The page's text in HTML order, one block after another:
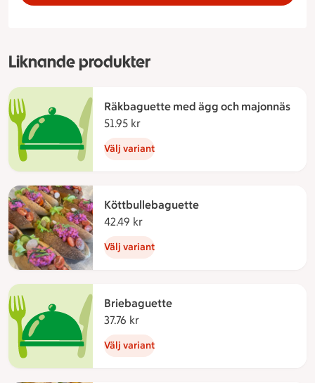
Liknande produkter
Räkbaguette med ägg och majonnäs
51.95 kr
Välj variant
Köttbullebaguette
42.49 kr
Välj variant
Briebaguette
37.76 kr
Välj variant